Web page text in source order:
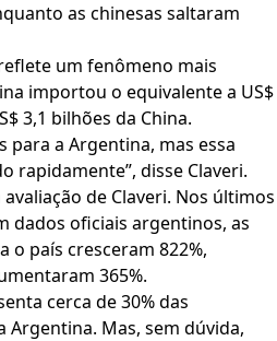
as chinesas saltaram
um fenômeno mais
importou o equivalente a US$
3,1 bilhões da China.
para a Argentina, mas essa
rapidamente”, disse Claveri.
de Claveri. Nos últimos
dados oficiais argentinos, as
o país cresceram 822%,
365%.
cerca de 30% das
Mas, sem dúvida,